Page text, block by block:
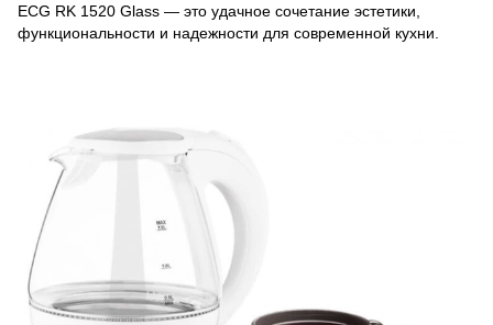
ECG RK 1520 Glass — это удачное сочетание эстетики,
функциональности и надежности для современной кухни.